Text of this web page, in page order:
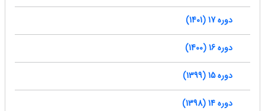
دوره 17 (1401)
دوره 16 (1400)
دوره 15 (1399)
دوره 14 (1398)